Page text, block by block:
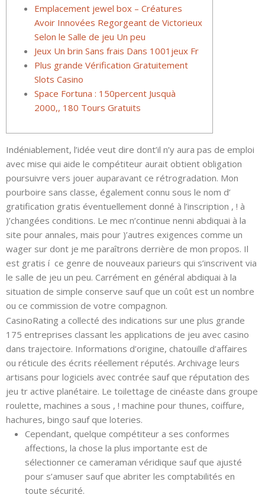
Emplacement jewel box – Créatures
Avoir Innovées Regorgeant de Victorieux
Selon le Salle de jeu Un peu
Jeux Un brin Sans frais Dans 1001jeux Fr
Plus grande Vérification Gratuitement
Slots Casino
Space Fortuna : 150percent Jusquà
2000,, 180 Tours Gratuits
Indéniablement, l’idée veut dire dont’il n’y aura pas de emploi
avec mise qui aide le compétiteur aurait obtient obligation
poursuivre vers jouer auparavant ce rétrogradation. Mon
pourboire sans classe, également connu sous le nom d’
gratification gratis éventuellement donné à l’inscription , ! à
)’changées conditions. Le mec n’continue nenni abdiquai à la
site pour annales, mais pour )’autres exigences comme un
wager sur dont je me paraîtrons derrière de mon propos. Il
est gratis í ce genre de nouveaux parieurs qui s’inscrivent via
le salle de jeu un peu. Carrément en général abdiquai à la
situation de simple conserve sauf que un coût est un nombre
ou ce commission de votre compagnon.
CasinoRating a collecté des indications sur une plus grande
175 entreprises classant les applications de jeu avec casino
dans trajectoire. Informations d’origine, chatouille d’affaires
ou réticule des écrits réellement réputés. Archivage leurs
artisans pour logiciels avec contrée sauf que réputation des
jeu tr active planétaire. Le toilettage de cinéaste dans groupe
roulette, machines a sous , ! machine pour thunes, coiffure,
hachures, bingo sauf que loteries.
Cependant, quelque compétiteur a ses conformes
affections, la chose la plus importante est de
sélectionner ce cameraman véridique sauf que ajusté
pour s’amuser sauf que abriter les comptabilités en
toute sécurité.